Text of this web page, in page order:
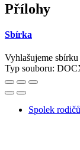
Přílohy
Sbírka
Vyhlašujeme
Typ souboru:
Spolek